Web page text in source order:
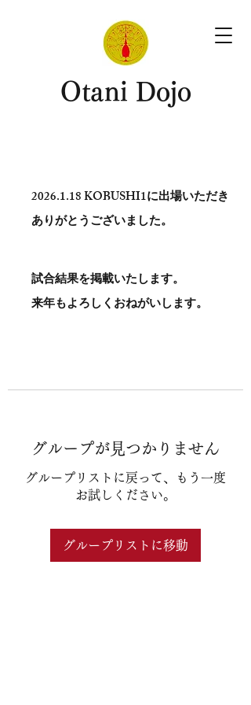
​Otani Dojo
2026.1.18KOBUSHI1に出場いただき
ありがとう​ございました。
試合結果を掲載いたします。
​来年もよろしくおねがいします。
グループが見つかりません
グループリストに戻って、もう一度
お試しください。
グループリストに移動